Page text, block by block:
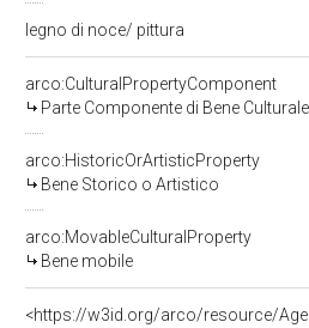
legno di noce/ pittura
arco:CulturalPropertyComponent
Parte Componente di Bene Culturale
arco:HistoricOrArtisticProperty
Bene Storico o Artistico
arco:MovableCulturalProperty
Bene mobile
<https://w3id.org/arco/resource/